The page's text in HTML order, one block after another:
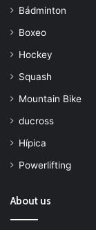
Bádminton
Boxeo
Hockey
Squash
Mountain Bike
ducross
Hípica
Powerlifting
About us